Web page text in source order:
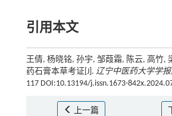
引用本文
王倩, 杨晓铭, 孙宇, 邹葭霜, 陈云, 高竹,
药石膏本草考证[J]. 辽宁中医药大学学报
117 DOI:10.13194/j.issn.1673-
上一篇